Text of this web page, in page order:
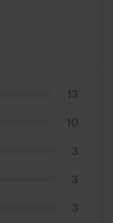
13
10
3
3
3